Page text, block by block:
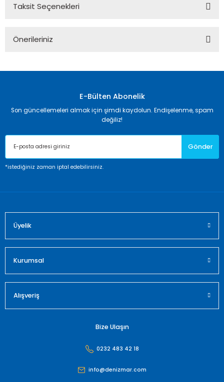
Taksit Seçenekleri
Önerileriniz
Görüş ve önerileriniz için teşekkür ederiz.
Ürün resmi kalitesiz, bozuk veya görüntülenemiyor.
Ürün açıklamasında eksik bilgiler bulunuyor.
Ürün bilgilerinde hatalar bulunuyor.
E-Bülten Abonelik
Son güncellemeleri almak için şimdi kaydolun. Endişelenme, spam
değiliz!
Gönder
*istediğiniz zaman iptal edebilirsiniz.
Üyelik
Kurumsal
Alışveriş
Bize Ulaşın
0232 483 42 18
info@denizmar.com